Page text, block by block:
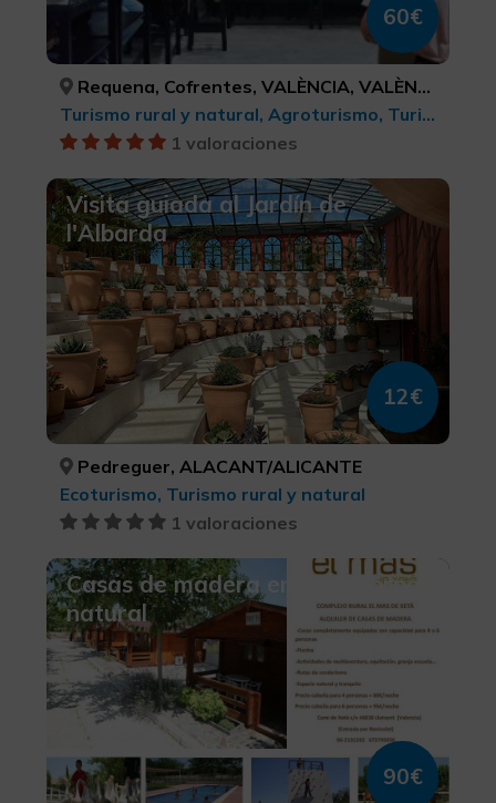
60€
Requena, Cofrentes, VALÈNCIA, VALÈNCIA
Turismo rural y natural, Agroturismo, Turismo gastronómico
1 valoraciones
Visita guiada al Jardín de
l'Albarda
12€
Pedreguer, ALACANT/ALICANTE
Ecoturismo, Turismo rural y natural
1 valoraciones
Casas de madera en un entorno
natural
90€